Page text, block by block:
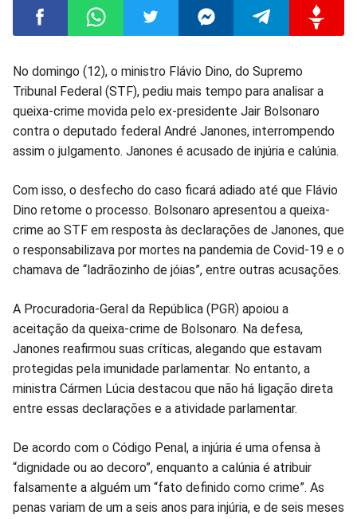
Compartilhar
no
Facebook
Compartilhar
no
Whatsapp
Compartilhar
no
Twitter
Compartilhar
no
Messenger
Compartilhar
no
Telegram
no
Gettr
No domingo (12), o ministro Flávio Dino, do Supremo
Tribunal Federal (STF), pediu mais tempo para analisar a
queixa-crime movida pelo ex-presidente Jair Bolsonaro
contra o deputado federal André Janones, interrompendo
assim o julgamento. Janones é acusado de injúria e calúnia.
Com isso, o desfecho do caso ficará adiado até que Flávio
Dino retome o processo. Bolsonaro apresentou a queixa-
crime ao STF em resposta às declarações de Janones, que
o responsabilizava por mortes na pandemia de Covid-19 e o
chamava de “ladrãozinho de jóias”, entre outras acusações.
A Procuradoria-Geral da República (PGR) apoiou a
aceitação da queixa-crime de Bolsonaro. Na defesa,
Janones reafirmou suas críticas, alegando que estavam
protegidas pela imunidade parlamentar. No entanto, a
ministra Cármen Lúcia destacou que não há ligação direta
entre essas declarações e a atividade parlamentar.
De acordo com o Código Penal, a injúria é uma ofensa à
“dignidade ou ao decoro”, enquanto a calúnia é atribuir
falsamente a alguém um “fato definido como crime”. As
penas variam de um a seis anos para injúria, e de seis meses